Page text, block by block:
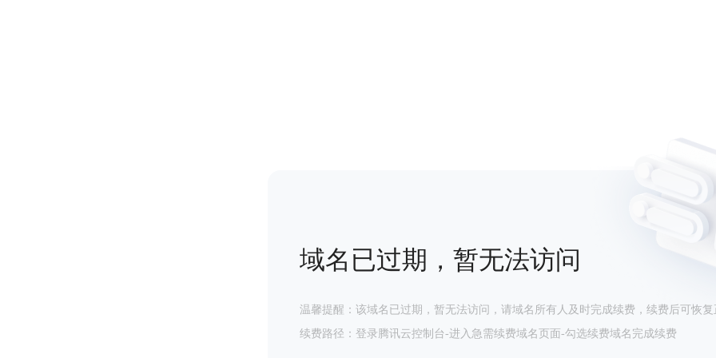
域名已过期，暂无法访问
温馨提醒：该域名已过期，暂无法访问，请域名所有人及时完成续费，续费后可恢复
续费路径：登录腾讯云控制台-进入急需续费域名页面-勾选续费域名完成续费